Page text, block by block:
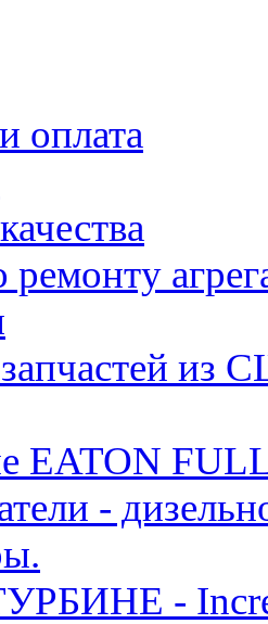
оплата
запчастей
EATON
-
-